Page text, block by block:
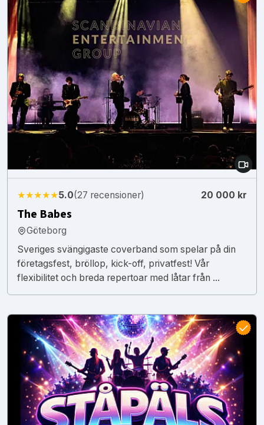
★★★★★5.0(27 recensioner) 20 000 kr
The Babes
Göteborg
Sveriges svängigaste coverband som spelar på din
företagsfest, bröllop, kick-off, privatfest! Vår
flexibilitet och breda repertoar med låtar från ...